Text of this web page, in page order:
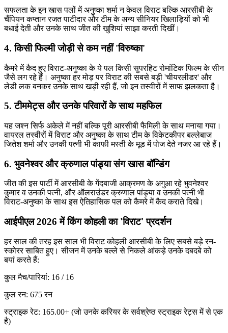
सफलता के इन खास पलों में अनुष्का शर्मा न केवल विराट बल्कि आरसीबी के
चैंपियन कप्तान रजत पाटीदार और टीम के अन्य सीनियर खिलाड़ियों को भी
बधाई देती और उनके साथ जीत की खुशियां साझा करती दिखीं।
4. किसी फिल्मी जोड़ी से कम नहीं 'विरुष्का'
कैमरे में कैद हुए विराट-अनुष्का के ये पल किसी सुपरहिट रोमांटिक फिल्म के सीन
जैसे लग रहे हैं। अनुष्का हर मोड़ पर विराट की सबसे बड़ी 'चीयरलीडर' और
लेडी लक बनकर उनके साथ खड़ी रही हैं, जो इन तस्वीरों में साफ झलकता है।
5. टीममेट्स और उनके परिवारों के साथ महफिल
यह जश्न सिर्फ अकेले में नहीं बल्कि पूरी आरसीबी फैमिली के साथ मनाया गया।
वायरल तस्वीरों में विराट और अनुष्का के साथ टीम के विकेटकीपर बल्लेबाज
जितेश शर्मा और उनकी पत्नी भी काफी मस्ती के मूड में पोज देते नजर आ रहे हैं।
6. भुवनेश्वर और क्रुणाल पांड्या संग खास बॉन्डिंग
जीत की इस पार्टी में आरसीबी के गेंदबाजी आक्रमण के अगुआ रहे भुवनेश्वर
कुमार व उनकी पत्नी, और ऑलराउंडर क्रुणाल पांड्या व उनकी पत्नी भी
विराट-अनुष्का के साथ इस ऐतिहासिक पल को कैमरे में कैद कराते दिखे।
आईपीएल 2026 में किंग कोहली का 'विराट' प्रदर्शन
हर साल की तरह इस साल भी विराट कोहली आरसीबी के लिए सबसे बड़े रन-
स्कोरर साबित हुए। सीजन में उनके बल्ले से निकले आंकड़े उनके दबदबे को
बयां करते हैं:
कुल मैच/पारियां: 16 / 16
कुल रन: 675 रन
स्ट्राइक रेट: 165.00+ (जो उनके करियर के सर्वश्रेष्ठ स्ट्राइक रेट्स में से एक
है)